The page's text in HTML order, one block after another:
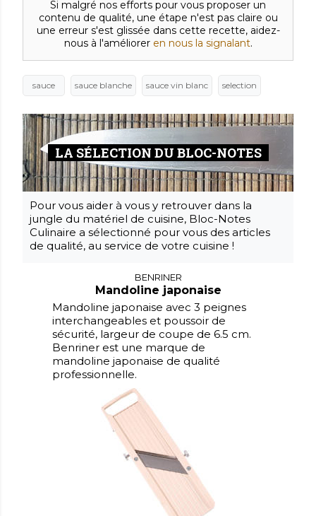
Si malgré nos efforts pour vous proposer un
contenu de qualité, une étape n'est pas claire ou
une erreur s'est glissée dans cette recette, aidez-
nous à l'améliorer en nous la signalant.
sauce sauce blanche sauce vin blanc selection
LA SÉLECTION DU BLOC-NOTES
Pour vous aider à vous y retrouver dans la
jungle du matériel de cuisine, Bloc-Notes
Culinaire a sélectionné pour vous des articles
de qualité, au service de votre cuisine !
BENRINER
Mandoline japonaise
Mandoline japonaise avec 3 peignes
interchangeables et poussoir de
sécurité, largeur de coupe de 6.5 cm.
Benriner est une marque de
mandoline japonaise de qualité
professionnelle.